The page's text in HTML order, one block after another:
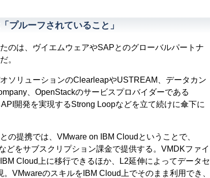
プルーフされていること」
のは、ヴイエムウェアやSAPとのグローバルパートナ
。
ソリューションのClearleapやUSTREAM、データカン
、OpenStackのサービスプロバイダーである
開発を実現するStrong Loopなどを立て続けに傘下に
の提携では、VMware on IBM Cloudということで、
どをサブスクリプション課金で提供する。VMDKファイ
Cloud上に移行できるほか、L2延伸によってデータセ
。VMwareのスキルをIBM Cloud上でそのまま利用でき、